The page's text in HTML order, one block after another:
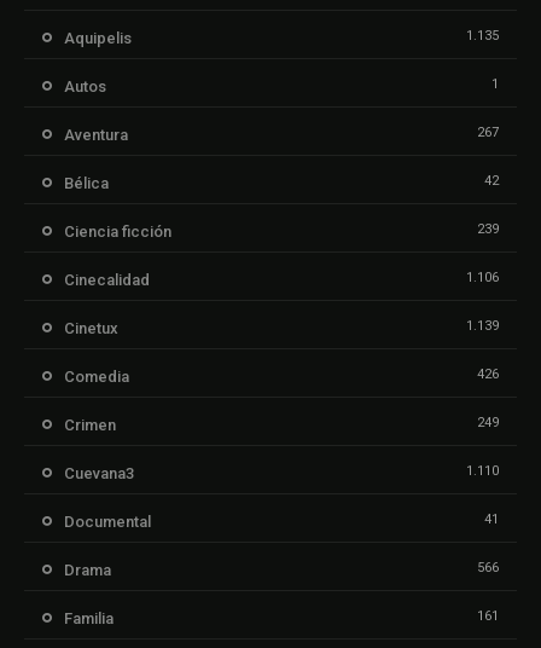
Aquipelis 1.135
Autos 1
Aventura 267
Bélica 42
Ciencia ficción 239
Cinecalidad 1.106
Cinetux 1.139
Comedia 426
Crimen 249
Cuevana3 1.110
Documental 41
Drama 566
Familia 161